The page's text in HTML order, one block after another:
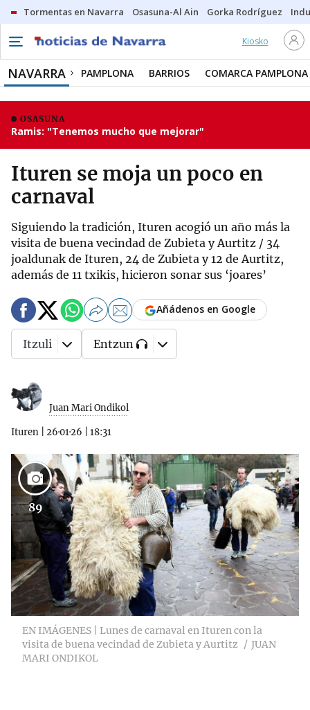
Tormentas en Navarra Osasuna-Al Ain Gorka Rodríguez
Kiosko
NAVARRA PAMPLONA BARRIOS COMARCA PAMPLONA
OSASUNA
Ramis: "Tenemos mucho que mejorar"
Ituren se moja un poco en
carnaval
Siguiendo la tradición, Ituren acogió un año más la
visita de buena vecindad de Zubieta y Aurtitz / 34
joaldunak de Ituren, 24 de Zubieta y 12 de Aurtitz,
además de 11 txikis, hicieron sonar sus ‘joares’
Juan Mari Ondikol
Ituren 26·01·26 18:31
Añádenos en Google
Itzuli Entzun
89
EN IMÁGENES | Lunes de carnaval en Ituren con la
visita de buena vecindad de Zubieta y Aurtitz
JUAN
MARI ONDIKOL